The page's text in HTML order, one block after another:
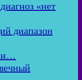
«нет
диапазон